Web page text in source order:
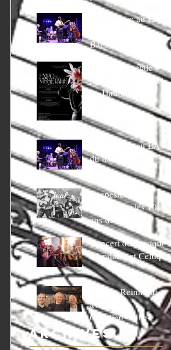
juin 20H30
La Ducasse au LA
:Dimanche piano
Bar AVec bapiste
coppens
Expo « Végetale »
pour Les 10 ans LA
du Hautbois
La Ducasse au LA
du hautbois
Gaspésie french
Cover pour les 10
ans du LA du
Hautbois
Concert de musique
Irlandaise et Celtique
Django Reinhardt
avec le trio
Cavaliere-Dille-
Dardenne!!!!!!C'EST
COMPLET!!!!
Archives